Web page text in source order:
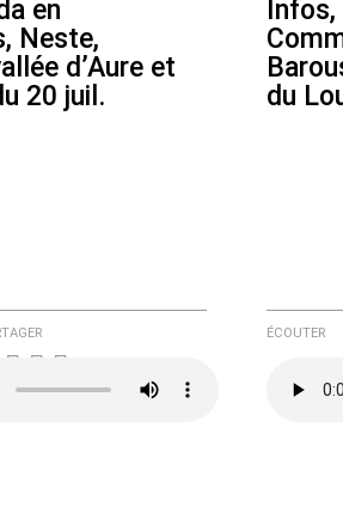
en
Neste,
d’Aure et
20 juil.
Infos,
du
ÉCOUTER